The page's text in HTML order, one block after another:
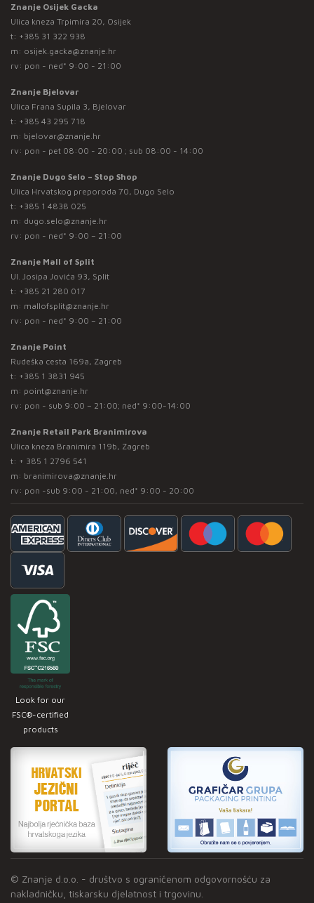
Znanje Osijek Gacka
Ulica kneza Trpimira 20, Osijek
t: +385 31 322 938
m: osijek.gacka@znanje.hr
rv: pon - ned* 9:00 - 21:00
Znanje Bjelovar
Ulica Frana Supila 3, Bjelovar
t: +385 43 295 718
m: bjelovar@znanje.hr
rv: pon - pet 08:00 - 20:00 ; sub 08:00 - 14:00
Znanje Dugo Selo – Stop Shop
Ulica Hrvatskog preporoda 70, Dugo Selo
t: +385 1 4838 025
m: dugo.selo@znanje.hr
rv: pon - ned* 9:00 – 21:00
Znanje Mall of Split
Ul. Josipa Jovića 93, Split
t: +385 21 280 017
m: mallofsplit@znanje.hr
rv: pon - ned* 9:00 – 21:00
Znanje Point
Rudeška cesta 169a, Zagreb
t: +385 1 3831 945
m: point@znanje.hr
rv: pon - sub 9:00 – 21:00; ned* 9:00-14:00
Znanje Retail Park Branimirova
Ulica kneza Branimira 119b, Zagreb
t: + 385 1 2796 541
m: branimirova@znanje.hr
rv: pon -sub 9:00 - 21:00, ned* 9:00 - 20:00
Look for our
FSC®-certified
products
© Znanje d.o.o. - društvo s ograničenom odgovornošću za
nakladničku, tiskarsku djelatnost i trgovinu.